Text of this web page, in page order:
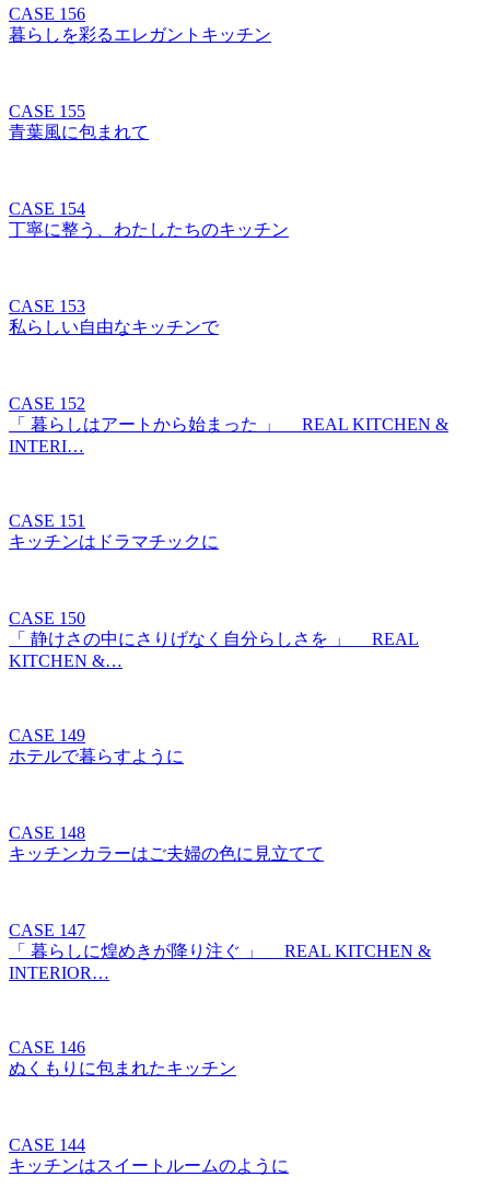
CASE 156
暮らしを彩るエレガントキッチン
CASE 155
青葉風に包まれて
CASE 154
丁寧に整う、わたしたちのキッチン
CASE 153
私らしい自由なキッチンで
CASE 152
「 暮らしはアートから始まった 」 REAL KITCHEN &
INTERI…
CASE 151
キッチンはドラマチックに
CASE 150
「 静けさの中にさりげなく自分らしさを 」 REAL
KITCHEN &…
CASE 149
ホテルで暮らすように
CASE 148
キッチンカラーはご夫婦の色に見立てて
CASE 147
「 暮らしに煌めきが降り注ぐ 」 REAL KITCHEN &
INTERIOR…
CASE 146
ぬくもりに包まれたキッチン
CASE 144
キッチンはスイートルームのように